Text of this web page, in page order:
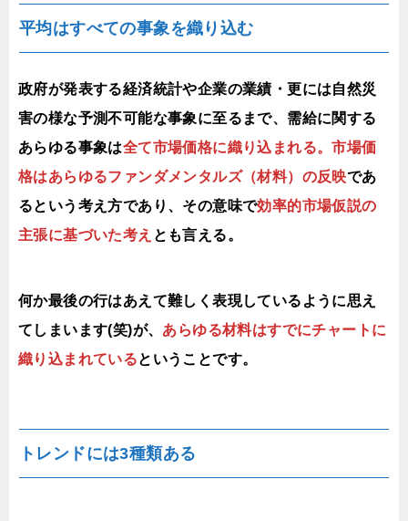
平均はすべての事象を織り込む
政府が発表する経済統計や企業の業績・更には自然災
害の様な予測不可能な事象に至るまで、需給に関する
あらゆる事象は全て市場価格に織り込まれる。市場価
格はあらゆるファンダメンタルズ（材料）の反映であ
るという考え方であり、その意味で効率的市場仮説の
主張に基づいた考え とも言える。
何か最後の行はあえて難しく表現しているように思え
てしまいます(笑)が、 あらゆる材料はすでにチャートに
織り込まれているということです。
トレンドには3種類ある